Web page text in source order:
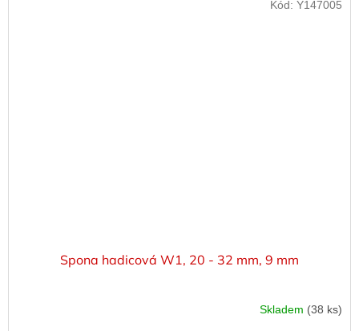
Spona hadicová W1, 20 - 32 mm, 9 mm
Skladem (38 ks)
Kód: Y147005